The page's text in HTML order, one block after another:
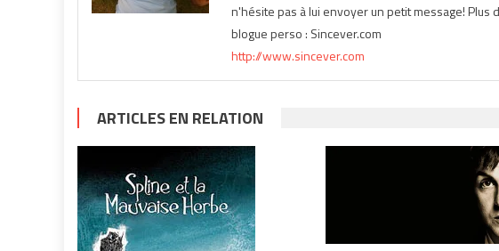
n'hésite pas à lui envoyer un petit message!
blogue perso : Sincever.com
http://www.sincever.com
ARTICLES EN RELATION